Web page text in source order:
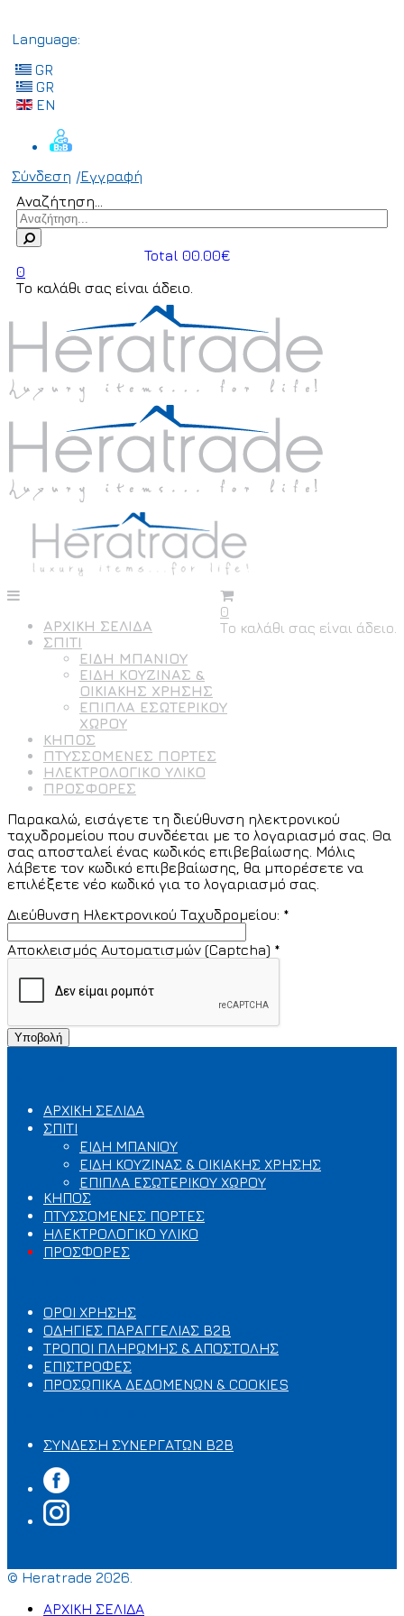
Language:
GR
GR
EN
Σύνδεση /Εγγραφή
Αναζήτηση...
Total 00.00€
0
Το καλάθι σας είναι άδειο.
0
Το καλάθι σας είναι άδειο.
ΑΡΧΙΚΗ ΣΕΛΙΔΑ
ΣΠΙΤΙ
ΕΙΔΗ ΜΠΑΝΙΟΥ
ΕΙΔΗ ΚΟΥΖΙΝΑΣ &
ΟΙΚΙΑΚΗΣ ΧΡΗΣΗΣ
ΕΠΙΠΛΑ ΕΣΩΤΕΡΙΚΟΥ
ΧΩΡΟΥ
ΚΗΠΟΣ
ΠΤΥΣΣΟΜΕΝΕΣ ΠΟΡΤΕΣ
ΗΛΕΚΤΡΟΛΟΓΙΚΟ ΥΛΙΚΟ
ΠΡΟΣΦΟΡΕΣ
Παρακαλώ, εισάγετε τη διεύθυνση ηλεκτρονικού
ταχυδρομείου που συνδέεται με το λογαριασμό σας. Θα
σας αποσταλεί ένας κωδικός επιβεβαίωσης. Μόλις
λάβετε τον κωδικό επιβεβαίωσης, θα μπορέσετε να
επιλέξετε νέο κωδικό για το λογαριασμό σας.
Διεύθυνση Ηλεκτρονικού Ταχυδρομείου: *
Αποκλεισμός Αυτοματισμών (Captcha) *
Υποβολή
ΑΡΧΙΚΗ ΣΕΛΙΔΑ
ΣΠΙΤΙ
ΕΙΔΗ ΜΠΑΝΙΟΥ
ΕΙΔΗ ΚΟΥΖΙΝΑΣ & ΟΙΚΙΑΚΗΣ ΧΡΗΣΗΣ
ΕΠΙΠΛΑ ΕΣΩΤΕΡΙΚΟΥ ΧΩΡΟΥ
ΚΗΠΟΣ
ΠΤΥΣΣΟΜΕΝΕΣ ΠΟΡΤΕΣ
ΗΛΕΚΤΡΟΛΟΓΙΚΟ ΥΛΙΚΟ
ΠΡΟΣΦΟΡΕΣ
ΟΡΟΙ ΧΡΗΣΗΣ
ΟΔΗΓΙΕΣ ΠΑΡΑΓΓΕΛΙΑΣ B2B
ΤΡΟΠΟΙ ΠΛΗΡΩΜΗΣ & ΑΠΟΣΤΟΛΗΣ
ΕΠΙΣΤΡΟΦΕΣ
ΠΡΟΣΩΠΙΚΑ ΔΕΔΟΜΕΝΩΝ & COOKIES
ΣΥΝΔΕΣΗ ΣΥΝΕΡΓΑΤΩΝ B2B
© Heratrade 2026.
ΑΡΧΙΚΗ ΣΕΛΙΔΑ